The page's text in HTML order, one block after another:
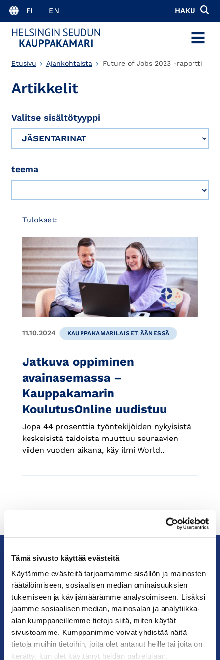
Tämä sivusto käyttää evästeitä
Käytämme evästeitä tarjoamamme sisällön ja mainosten
räätälöimiseen, sosiaalisen median ominaisuuksien
tukemiseen ja kävijämäärämme analysoimiseen. Lisäksi
jaamme sosiaalisen median, mainosalan ja analytiikka-
alan kumppaneillemme tietoja siitä, miten käytät
sivustoamme. Kumppanimme voivat yhdistää näitä
tietoja muihin tietoihin, joita olet antanut heille tai joita on
kerätty, kun olet käyttänyt heidän palvelujaan.
FI EN HAKU
MENU
Etusivu Ajankohtaista Future of Jobs 2023 -raportti
Artikkelit
Valitse sisältötyyppi
teema
Tulokset:
11.10.2024 KAUPPAKAMARILAISET ÄÄNESSÄ
Jatkuva oppiminen
avainasemassa –
Kauppakamarin
KoulutusOnline uudistuu
Jopa 44 prosenttia työntekijöiden nykyisistä
keskeisistä taidoista muuttuu seuraavien
viiden vuoden aikana, käy ilmi World...
KauppakamariHelsingin
seudun
kauppakamari
YHTEYSTIEDOT
Helsingin toimisto